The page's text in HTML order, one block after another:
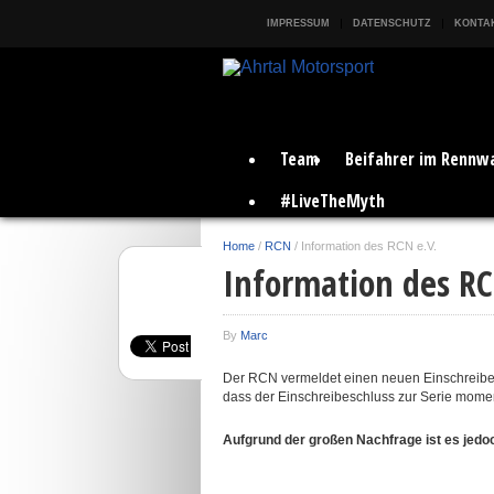
IMPRESSUM DATENSCHUTZ
Team Beifahrer im
#LiveTheMyth
Home / RCN / Information des RCN e.V.
Information des
By Marc
Der RCN vermeldet einen neuen
dass der Einschreibeschluss zur Serie
Aufgrund der großen Nachfrage ist es